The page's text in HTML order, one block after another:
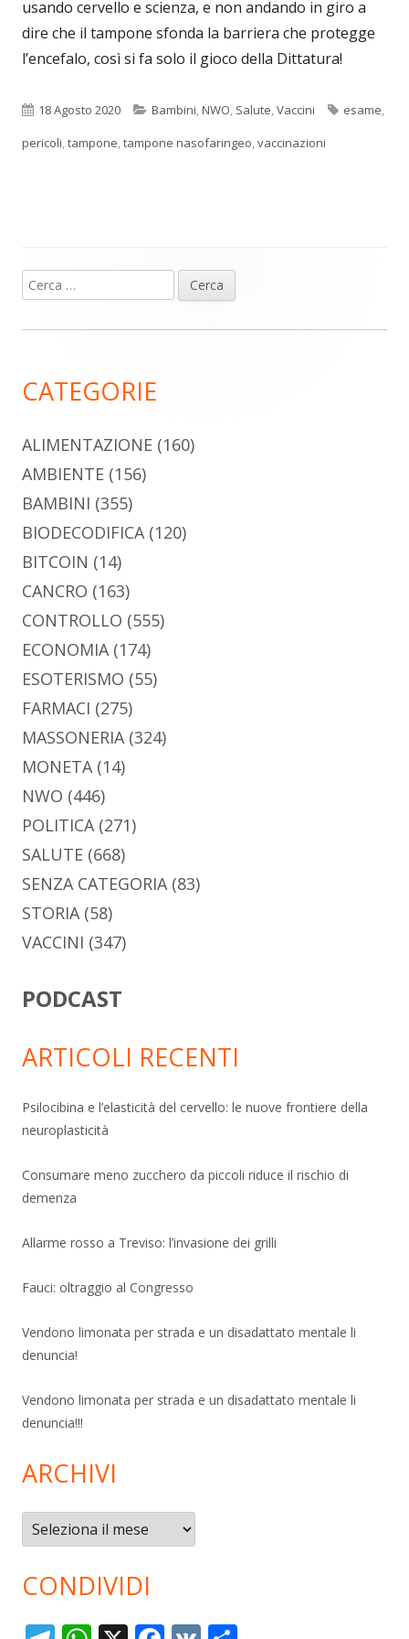
usando cervello e scienza, e non andando in giro a
dire che il tampone sfonda la barriera che protegge
l’encefalo, così si fa solo il gioco della Dittatura!
Pubblicato
18 Agosto 2020 Categorie
Bambini,NWO, Salute,Vaccini Tag
esame,
pericoli,tampone,tampone nasofaringeo,vaccinazioni
Barra
laterale
Ricerca
per:
CATEGORIE
ALIMENTAZIONE (160)
AMBIENTE (156)
BAMBINI (355)
BIODECODIFICA (120)
BITCOIN (14)
CANCRO (163)
CONTROLLO (555)
ECONOMIA (174)
ESOTERISMO (55)
FARMACI (275)
MASSONERIA (324)
MONETA (14)
NWO (446)
POLITICA (271)
SALUTE (668)
SENZA CATEGORIA (83)
STORIA (58)
VACCINI (347)
PODCAST
ARTICOLI RECENTI
Psilocibina e l’elasticità del cervello: le nuove frontiere della
neuroplasticità
Consumare meno zucchero da piccoli riduce il rischio di
demenza
Allarme rosso a Treviso: l’invasione dei grilli
Fauci: oltraggio al Congresso
Vendono limonata per strada e un disadattato mentale li
denuncia!
Vendono limonata per strada e un disadattato mentale li
denuncia!!!
ARCHIVI
Archivi
CONDIVIDI